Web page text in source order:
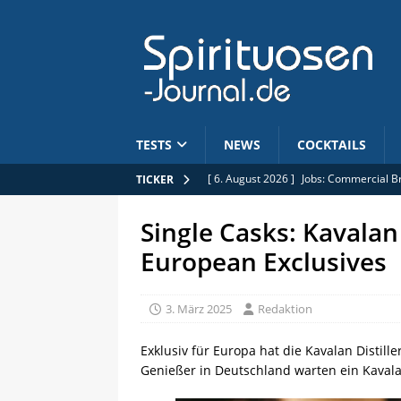
TESTS NEWS COCKTAILS
TICKER [ 6. August 2026 ] Jobs: Commercial
[ 5. August 2026 ]
Anhebung der
[ 4. August 2026 ] Journal des Kirsch:
[ 6. August 2026 ]
Single Casks:
European Exclusives
3. März 2025 Redaktion
Exklusiv für Europa hat die Kavalan
Genießer in Deutschland warten ein